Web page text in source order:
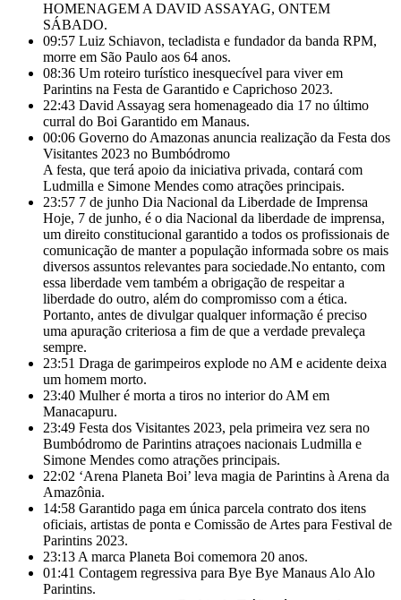
HOMENAGEM A DAVID ASSAYAG, ONTEM
SÁBADO.
09:57 Luiz Schiavon, tecladista e fundador da banda RPM,
morre em São Paulo aos 64 anos.
08:36 Um roteiro turístico inesquecível para viver em
Parintins na Festa de Garantido e Caprichoso 2023.
22:43 David Assayag sera homenageado dia 17 no último
curral do Boi Garantido em Manaus.
00:06 Governo do Amazonas anuncia realização da Festa dos
Visitantes 2023 no Bumbódromo
A festa, que terá apoio da iniciativa privada, contará com
Ludmilla e Simone Mendes como atrações principais.
23:57 7 de junho Dia Nacional da Liberdade de Imprensa
Hoje, 7 de junho, é o dia Nacional da liberdade de imprensa,
um direito constitucional garantido a todos os profissionais de
comunicação de manter a população informada sobre os mais
diversos assuntos relevantes para sociedade.No entanto, com
essa liberdade vem também a obrigação de respeitar a
liberdade do outro, além do compromisso com a ética.
Portanto, antes de divulgar qualquer informação é preciso
uma apuração criteriosa a fim de que a verdade prevaleça
sempre.
23:51 Draga de garimpeiros explode no AM e acidente deixa
um homem morto.
23:40 Mulher é morta a tiros no interior do AM em
Manacapuru.
23:49 Festa dos Visitantes 2023, pela primeira vez sera no
Bumbódromo de Parintins atraçoes nacionais Ludmilla e
Simone Mendes como atrações principais.
22:02 ‘Arena Planeta Boi’ leva magia de Parintins à Arena da
Amazônia.
14:58 Garantido paga em única parcela contrato dos itens
oficiais, artistas de ponta e Comissão de Artes para Festival de
Parintins 2023.
23:13 A marca Planeta Boi comemora 20 anos.
01:41 Contagem regressiva para Bye Bye Manaus Alo Alo
Parintins.